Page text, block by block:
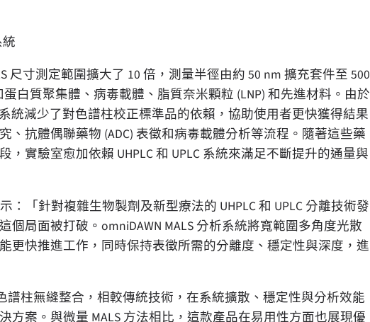
尺寸測定範圍擴大了 10 倍，測量半徑由約 50 nm 擴充套件至 500
白質聚集體、病毒載體、脂質奈米顆粒 (LNP) 和先進材料。由於
統減少了對色譜柱校正標準品的依賴，協助使用者更快獲得結果
抗體偶聯藥物 (ADC) 表徵和病毒載體分析等流程。隨著這些藥
實驗室愈加依賴 UHPLC 和 UPLC 系統來滿足不斷提升的通量與
：「針對複雜生物製劑及新型療法的 UHPLC 和 UPLC 分離技術發
局面被打破。omniDAWN MALS 分析系統將寬範圍多角度光散
更快推進工作，同時保持表徵所需的分離度、穩定性與深度，進
譜柱無縫整合，相較傳統技術，在系統擴散、穩定性與分析效能
案。與微量 MALS 方法相比，這款產品在易用性方面也展現優